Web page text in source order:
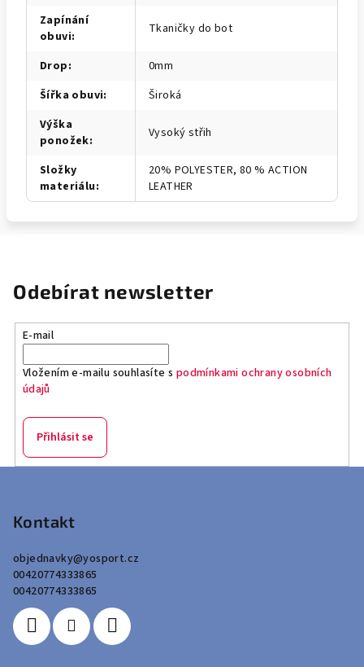
Zapínání
obuvi: Tkaničky do bot
Drop:
0mm
Šířka obuvi:
Široká
Výška
ponožek: Vysoký střih
Složky
materiálu:
20% POLYESTER, 80 % ACTION
LEATHER
Odebírat newsletter
E-mail
Vložením e-mailu souhlasíte s podmínkami ochrany osobních
údajů
Přihlásit se
Kontakt
objednavky@yosport.cz
00420774333865
00420774333865